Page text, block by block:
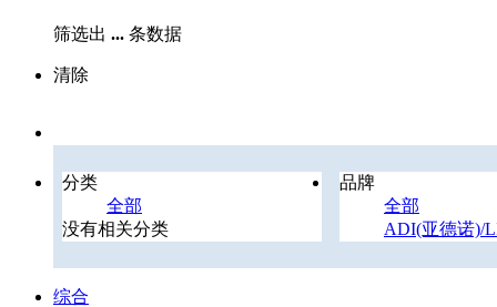
筛选出 ... 条数据
清除
分类
全部
没有相关分类
品牌
全部
ADI(亚德诺)/
综合